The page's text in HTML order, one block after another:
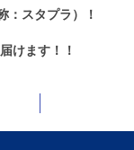
：スタプラ）！
けます！！